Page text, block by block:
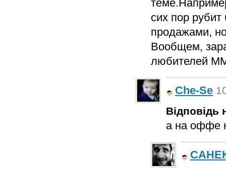
сих пор
продажами,
Вообщем,
любителей
Che-Se
Відповідь
а на оффе